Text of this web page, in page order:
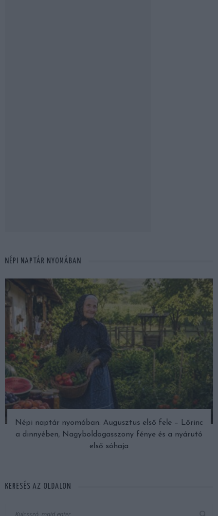
NÉPI NAPTÁR NYOMÁBAN
Népi naptár nyomában: Augusztus első fele – Lőrinc
a dinnyében, Nagyboldogasszony fénye és a nyárutó
első sóhaja
KERESÉS AZ OLDALON